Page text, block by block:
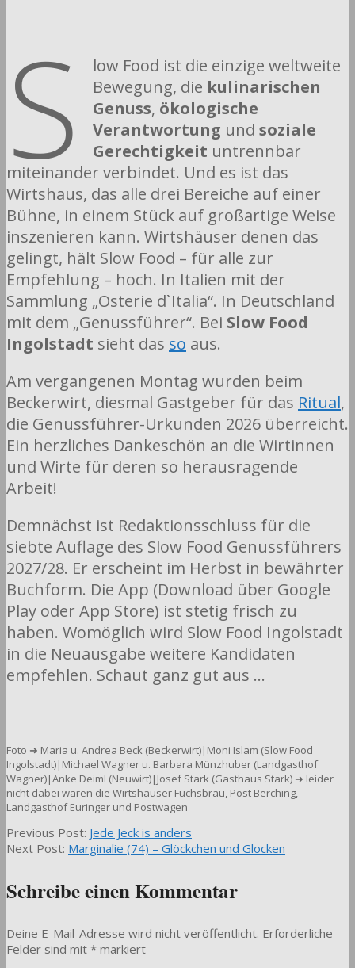
S
low Food ist die einzige weltweite
Bewegung, die kulinarischen
Genuss, ökologische
Verantwortung und soziale
Gerechtigkeit untrennbar
miteinander verbindet. Und es ist das
Wirtshaus, das alle drei Bereiche auf einer
Bühne, in einem Stück auf großartige Weise
inszenieren kann. Wirtshäuser denen das
gelingt, hält Slow Food – für alle zur
Empfehlung – hoch. In Italien mit der
Sammlung „Osterie d`Italia“. In Deutschland
mit dem „Genussführer“. Bei Slow Food
Ingolstadt sieht das so aus.
Am vergangenen Montag wurden beim
Beckerwirt, diesmal Gastgeber für das Ritual,
die Genussführer-Urkunden 2026 überreicht.
Ein herzliches Dankeschön an die Wirtinnen
und Wirte für deren so herausragende
Arbeit!
Demnächst ist Redaktionsschluss für die
siebte Auflage des Slow Food Genussführers
2027/28. Er erscheint im Herbst in bewährter
Buchform. Die App (Download über Google
Play oder App Store) ist stetig frisch zu
haben. Womöglich wird Slow Food Ingolstadt
in die Neuausgabe weitere Kandidaten
empfehlen. Schaut ganz gut aus …
Foto ➜ Maria u. Andrea Beck (Beckerwirt)|Moni Islam (Slow Food
Ingolstadt)|Michael Wagner u. Barbara Münzhuber (Landgasthof
Wagner)|Anke Deiml (Neuwirt)|Josef Stark (Gasthaus Stark) ➜ leider
nicht dabei waren die Wirtshäuser Fuchsbräu, Post Berching,
Landgasthof Euringer und Postwagen
2026-
02-
Previous Post: Jede Jeck is anders
Next Post: Marginalie (74) – Glöckchen und Glocken
Schreibe einen Kommentar
Deine E-Mail-Adresse wird nicht veröffentlicht. Erforderliche
Felder sind mit * markiert